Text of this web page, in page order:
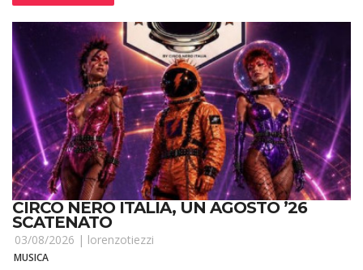
CIRCO NERO ITALIA, UN AGOSTO ’26
SCATENATO
03/08/2026 | lorenzotiezzi
MUSICA